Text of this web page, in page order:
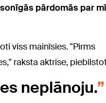
pārdomās par
viss mainīsies. "Pirms
raksta aktrise,
neplānoju.